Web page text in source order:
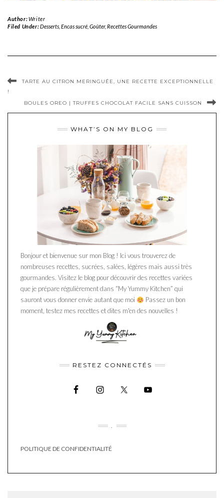
Author:Writer
Filed Under:Desserts, Encas sucré, Goûter, Recettes Gourmandes
TARTE AU CITRON MERINGUÉE, UNE RECETTE EXCEPTIONNELLE
!
BOULES OREO | TRUFFES CHOCOLAT FACILE SANS CUISSON
WHAT’S ON MY BLOG
Bonjour et bienvenue sur mon Blog ! Ici vous trouverez de
nombreuses recettes, sucrées, salées, légères mais aussi très
gourmandes. Visitez le blog pour découvrir des recettes variées
que je prépare régulièrement dans “My Yummy Kitchen” qui
sauront vous donner envie autant que moi
Passez un bon
moment, testez mes recettes et dites m'en des nouvelles !
RESTEZ CONNECTÉS
.
POLITIQUE DE CONFIDENTIALITÉ